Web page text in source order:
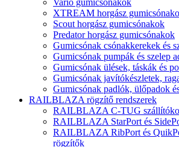
XTREAM horgász
Scout horgász gumicsónakok
Predator horgász gumicsónakok
Gumicsónak csónakkerekek és
Gumicsónak pumpák és szelep
Gumicsónak ülések, táskák és
Gumicsónak javítókészletek,
Gumicsónak padlók, ülőpadok
RAILBLAZA rögzítő rendszerek
RAILBLAZA C-TUG
RAILBLAZA StarPort és
RAILBLAZA RibPort és
rögzítők